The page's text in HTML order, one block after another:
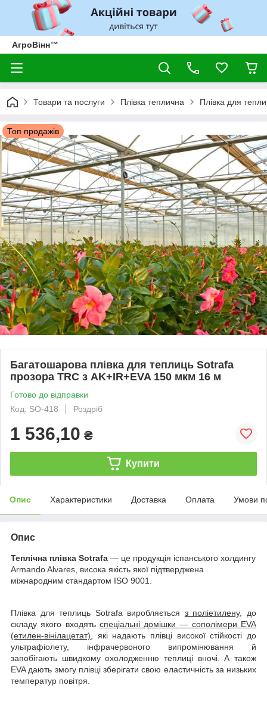
АгроВінн™
Товари та послуги Плівка теплична Плівка для
Топ продажів
Багатошарова плівка для теплиць Sotrafa
прозора TRC з AK+IR+EVA 150 мкм 16 м
Готово до відправки
Код: SO-418
Роздріб
1 536,10 ₴
Купити
Опис Характеристики Доставка Оплата Умови
Опис
Теплічна плівка Sotrafa — це продукція іспанського холдингу
Armando Alvares, висока якість якої підтверджена
міжнародним стандартом ISO 9001.
Плівка для теплиць Sotrafa виробляється з поліетилену, до
складу якого входять спеціальні домішки — сополімери EVA
(етилен-вінілацетат) , які надають плівці високої стійкості до
ультрафіолету, інфрачервоного випромінювання й
запобігають швидкому охолодженню теплиці вночі. А також
EVA дають змогу плівці зберігати свою еластичність за низьких
температур повітря.